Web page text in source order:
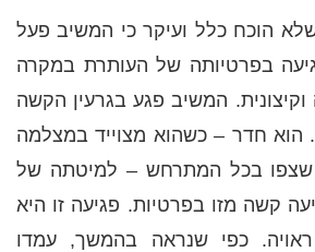
הוכח כלל ועיקר כי המשיב פעל
בפרטיותה של העותרת במקרה
וקיצונית. המשיב פגע בגרעין הקשה
הוא חדר – כשהוא מצוייד במצלמה
שצפו בכל המתרחש – למיטתה של
קשה מזו בפרטיות. פגיעה זו היא
כפי שנראה בהמשך, עמדו